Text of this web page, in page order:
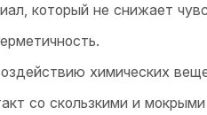
который не снижает
химических
со скользкими и